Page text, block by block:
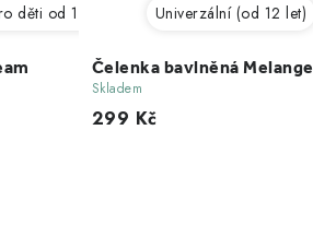
děti od 12 let)
Čelenka bavlněná Melange
Univerzální (od 12 let)
Skladem
299 Kč